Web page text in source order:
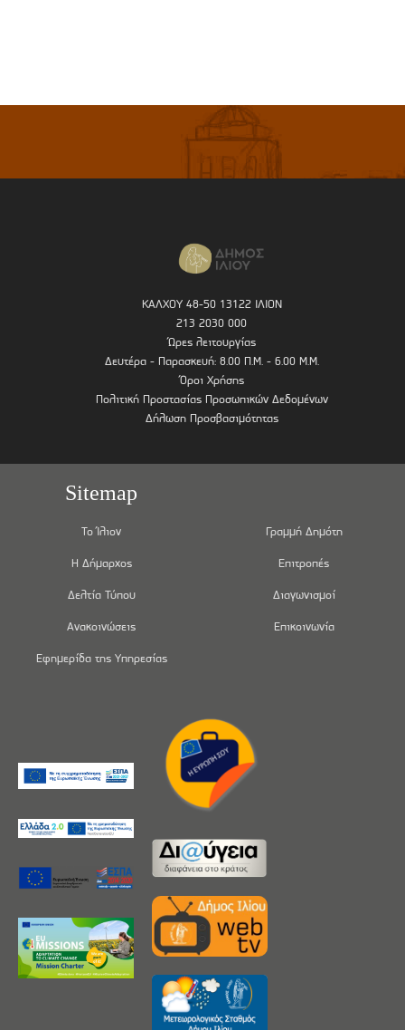
ΚΑΛΧΟΥ 48-50 13122 ΙΛΙΟΝ
213 2030 000
Ώρες λειτουργίας
Δευτέρα - Παρασκευή: 8.00 Π.Μ. - 6.00 Μ.Μ.
Όροι Χρήσης
Πολιτική Προστασίας Προσωπικών Δεδομένων
Δήλωση Προσβασιμότητας
Sitemap
Το Ίλιον
Η Δήμαρχος
Δελτία Τύπου
Ανακοινώσεις
Εφημερίδα της Υπηρεσίας
Γραμμή Δημότη
Επιτροπές
Διαγωνισμοί
Επικοινωνία